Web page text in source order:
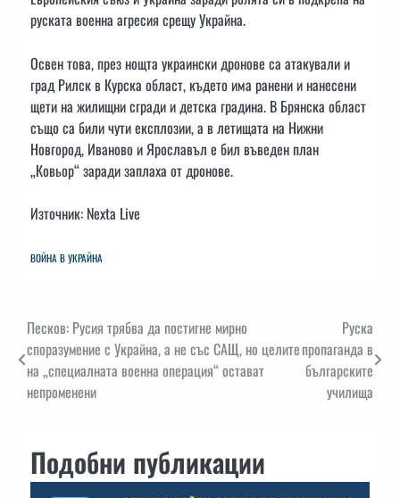
руската военна агресия срещу Украйна.
Освен това, през нощта украински дронове са атакували и
град Рилск в Курска област, където има ранени и нанесени
щети на жилищни сгради и детска градина. В Брянска област
също са били чути експлозии, а в летищата на Нижни
Новгород, Иваново и Ярославъл е бил въведен план
„Ковьор“ заради заплаха от дронове.
Източник: Nexta Live
ВОЙНА В УКРАЙНА
Навигация
Песков: Русия трябва да постигне мирно
споразумение с Украйна, а не със САЩ, но целите
на „специалната военна операция“ остават
непроменени
Руска
пропаганда в
българските
училища
Подобни публикации